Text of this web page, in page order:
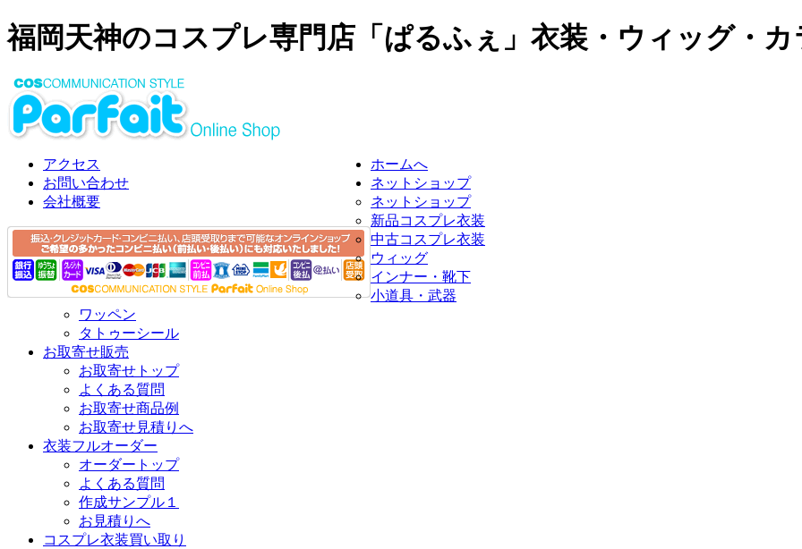
福岡天神のコスプレ専門店「ぱるふぇ」衣装・ウィッグ・
アクセス
お問い合わせ
会社概要
ホームへ
ネットショップ
ネットショップ
新品コスプレ衣装
中古コスプレ衣装
ウィッグ
インナー・靴下
小道具・武器
ワッペン
タトゥーシール
お取寄せ販売
お取寄せトップ
よくある質問
お取寄せ商品例
お取寄せ見積りへ
衣装フルオーダー
オーダートップ
よくある質問
作成サンプル１
お見積りへ
コスプレ衣装買い取り